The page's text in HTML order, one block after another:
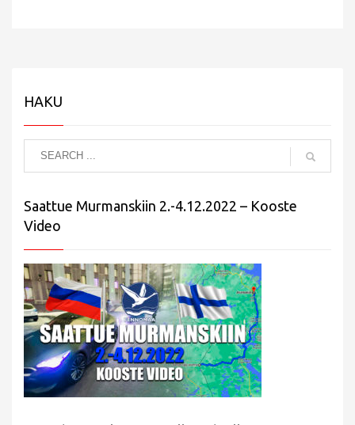
HAKU
Saattue Murmanskiin 2.-4.12.2022 – Kooste
Video